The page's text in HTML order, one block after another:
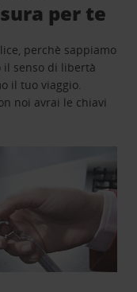
per te
perchè sappiamo
il senso di libertà
il tuo viaggio.
noi avrai le chiavi